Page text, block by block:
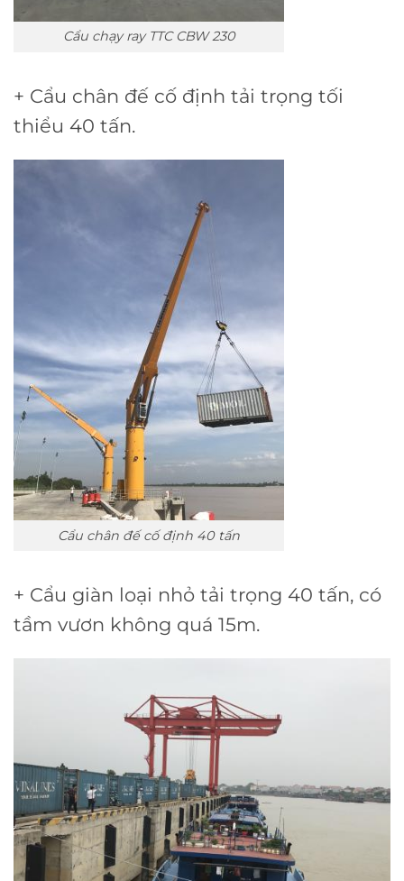
Cẩu chạy ray TTC CBW 230
+ Cẩu chân đế cố định tải trọng tối
thiểu 40 tấn.
Cẩu chân đế cố định 40 tấn
+ Cẩu giàn loại nhỏ tải trọng 40 tấn, có
tầm vươn không quá 15m.